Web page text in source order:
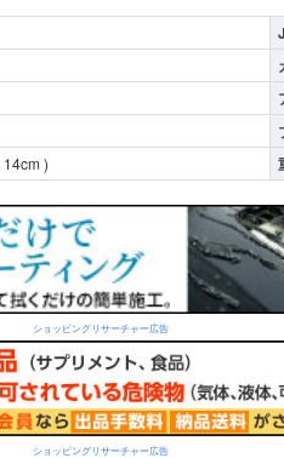
14cm )
ショッピングリサーチャー広告
ショッピングリサーチャー広告